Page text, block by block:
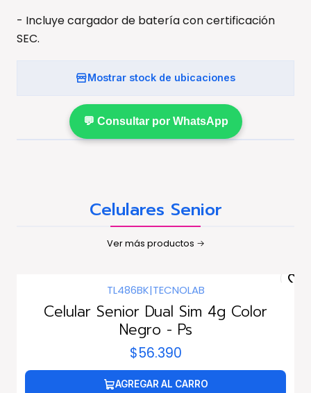
- Incluye cargador de batería con certificación
SEC.
Mostrar stock de ubicaciones
💬 Consultar por WhatsApp
Celulares Senior
Ver más productos
TL486BK|TECNOLAB
Celular Senior Dual Sim 4g Color
Negro - Ps
$56.390
AGREGAR AL CARRO